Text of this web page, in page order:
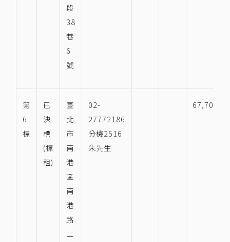
段
38
巷
6
號
第
6
標
已
決
標
(標
租)
臺
北
市
南
港
區
南
港
路
二
02-
27772186
分機2516
朱先生
67,703